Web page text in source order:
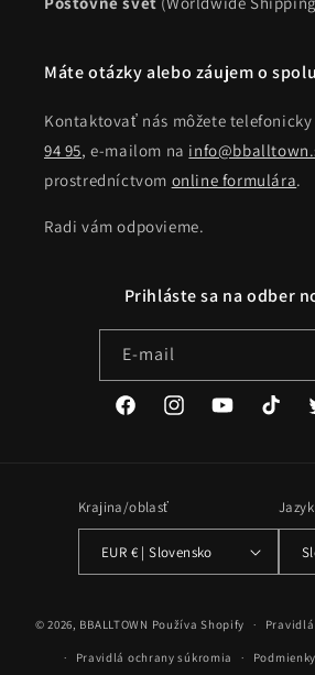
Máte otázky alebo záujem o
Kontaktovať nás môžete
94 95, e-mailom na
prostredníctvom online formulára.
Radi vám odpovieme.
Prihláste sa na odber
E-mail
FacebookInstagramYouTubeTikTok
Krajina/oblasť
EUR € | Slovensko
Jazyk
platby
© 2026, BBALLTOWN Používa Shopify
Pravidlá ochrany súkromia